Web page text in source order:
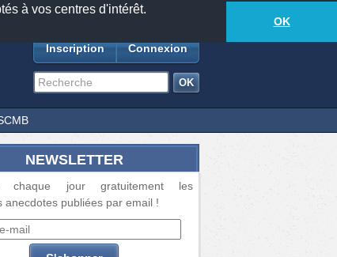
à vos centres d'intérêt.
OK
anecdotes-322lecteurs connectés
Inscription Connexion
NEWSLETTER
chaque jour gratuitement les
anecdotes publiées par email !